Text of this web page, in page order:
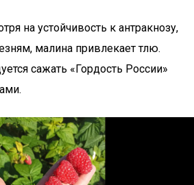
на устойчивость к антракнозу,
малина привлекает тлю.
сажать «Гордость России»